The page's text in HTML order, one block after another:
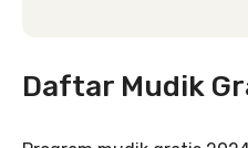
Daftar Mudik